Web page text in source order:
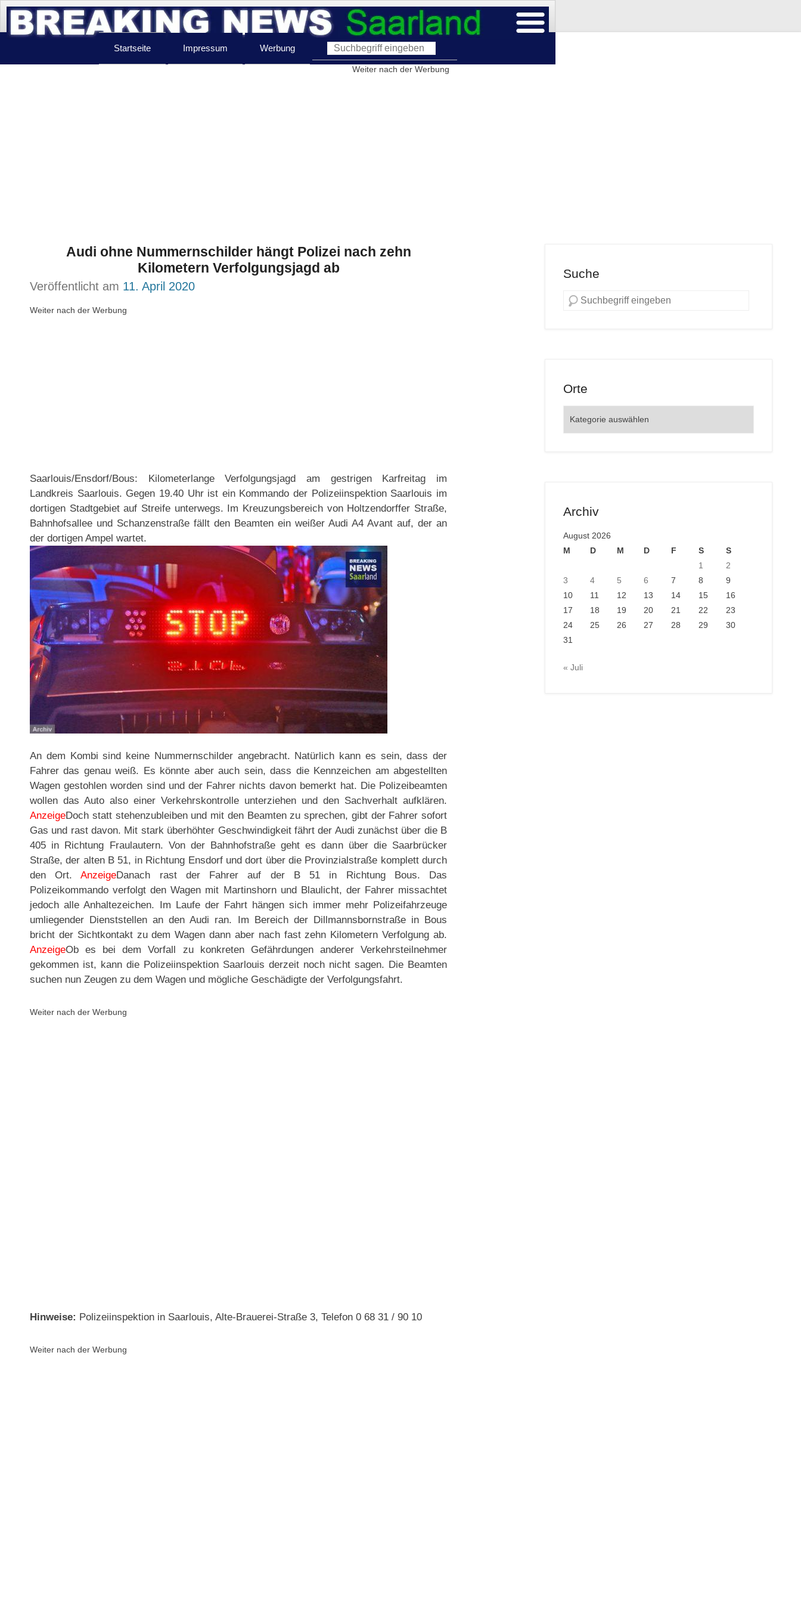
Startseite Impressum Werbung
Weiter nach der Werbung
Audi ohne Nummernschilder hängt Polizei nach zehn
Kilometern Verfolgungsjagd ab
Veröffentlicht am 11. April 2020
Weiter nach der Werbung
Saarlouis/Ensdorf/Bous: Kilometerlange Verfolgungsjagd am gestrigen Karfreitag im
Landkreis Saarlouis. Gegen 19.40 Uhr ist ein Kommando der Polizeiinspektion Saarlouis im
dortigen Stadtgebiet auf Streife unterwegs. Im Kreuzungsbereich von Holtzendorffer Straße,
Bahnhofsallee und Schanzenstraße fällt den Beamten ein weißer Audi A4 Avant auf, der an
der dortigen Ampel wartet.
An dem Kombi sind keine Nummernschilder angebracht. Natürlich kann es sein, dass der
Fahrer das genau weiß. Es könnte aber auch sein, dass die Kennzeichen am abgestellten
Wagen gestohlen worden sind und der Fahrer nichts davon bemerkt hat. Die Polizeibeamten
wollen das Auto also einer Verkehrskontrolle unterziehen und den Sachverhalt aufklären.
AnzeigeDoch statt stehenzubleiben und mit den Beamten zu sprechen, gibt der Fahrer sofort
Gas und rast davon. Mit stark überhöhter Geschwindigkeit fährt der Audi zunächst über die B
405 in Richtung Fraulautern. Von der Bahnhofstraße geht es dann über die Saarbrücker
Straße, der alten B 51, in Richtung Ensdorf und dort über die Provinzialstraße komplett durch
den Ort.AnzeigeDanach rast der Fahrer auf der B 51 in Richtung Bous. Das
Polizeikommando verfolgt den Wagen mit Martinshorn und Blaulicht, der Fahrer missachtet
jedoch alle Anhaltezeichen. Im Laufe der Fahrt hängen sich immer mehr Polizeifahrzeuge
umliegender Dienststellen an den Audi ran. Im Bereich der Dillmannsbornstraße in Bous
bricht der Sichtkontakt zu dem Wagen dann aber nach fast zehn Kilometern Verfolgung ab.
AnzeigeOb es bei dem Vorfall zu konkreten Gefährdungen anderer Verkehrsteilnehmer
gekommen ist, kann die Polizeiinspektion Saarlouis derzeit noch nicht sagen. Die Beamten
suchen nun Zeugen zu dem Wagen und mögliche Geschädigte der Verfolgungsfahrt.
Weiter nach der Werbung
Hinweise: Polizeiinspektion in Saarlouis, Alte-Brauerei-Straße 3, Telefon 0 68 31 / 90 10
Weiter nach der Werbung
Suche
Orte
Archiv
August 2026
M
D M D F S
S
1
2
3
4 5 6 7 8
9
10
11 12 13 14 15
16
17
18 19 20 21 22
23
24
25 26 27 28 29
30
31
« Juli